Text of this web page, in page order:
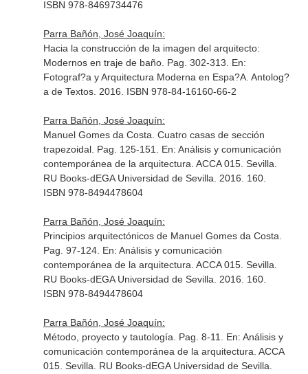
ISBN 978-8469734476
Parra Bañón, José Joaquín:
Hacia la construcción de la imagen del arquitecto:
Modernos en traje de baño. Pag. 302-313. En:
Fotograf?a y Arquitectura Moderna en Espa?A. Antolog?
a de Textos. 2016. ISBN 978-84-16160-66-2
Parra Bañón, José Joaquín:
Manuel Gomes da Costa. Cuatro casas de sección
trapezoidal. Pag. 125-151. En: Análisis y comunicación
contemporánea de la arquitectura. ACCA 015. Sevilla.
RU Books-dEGA Universidad de Sevilla. 2016. 160.
ISBN 978-8494478604
Parra Bañón, José Joaquín:
Principios arquitectónicos de Manuel Gomes da Costa.
Pag. 97-124. En: Análisis y comunicación
contemporánea de la arquitectura. ACCA 015. Sevilla.
RU Books-dEGA Universidad de Sevilla. 2016. 160.
ISBN 978-8494478604
Parra Bañón, José Joaquín:
Método, proyecto y tautología. Pag. 8-11. En: Análisis y
comunicación contemporánea de la arquitectura. ACCA
015. Sevilla. RU Books-dEGA Universidad de Sevilla.